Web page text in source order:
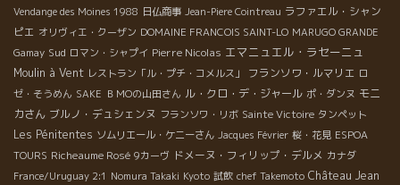
Vendange des Moines 1988 日仏商事 Jean-Piere Cointreau ラファエル・シャン
ピエ オリヴィエ・クーザン DOMAINE FRANCOIS SAINT-LO MARUGO GRANDE
Gamay Sud ロマン・シャプイ Pierre Nicolas エマニュエル・ラセーニュ
Moulin à Vent レストラン「ル・プチ・コメルス」 フランソワ・ルマリエ ロ
ゼ・そうめん SAKE ＢＭОの山田さん ル・クロ・デ・ジャール ポ・ダンヌ モニ
カさん ブルノ・デュシェンヌ フランソワ・リボ Sainte Victoire タンペット
Les Pénitentes ソムリエール・ケニーさん Jacques Février 桜・花見 ESPOA
TOURS Richeaume Rosé 9カーヴ ドメーヌ・フィリップ・デルメ カナダ
France/Uruguay 2:1 Nomura Takaki Kyoto 試飲 chef Takemoto Château Jean